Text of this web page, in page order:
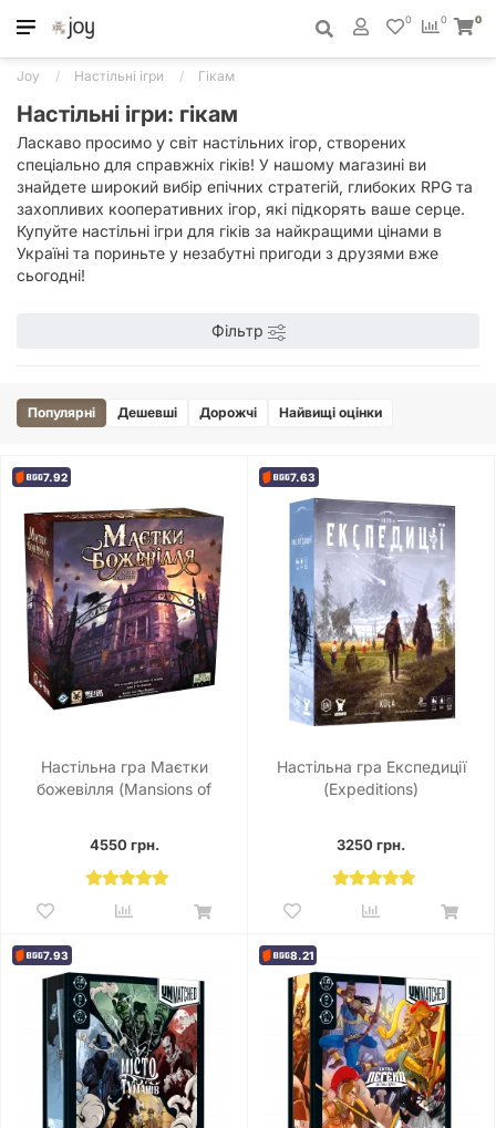
0
0 0
Joy Настільні ігри Гікам
Настільні ігри: гікам
Ласкаво просимо у світ настільних ігор, створених
спеціально для справжніх гіків! У нашому магазині ви
знайдете широкий вибір епічних стратегій, глибоких RPG та
захопливих кооперативних ігор, які підкорять ваше серце.
Купуйте настільні ігри для гіків за найкращими цінами в
Україні та пориньте у незабутні пригоди з друзями вже
сьогодні!
Фільтр
Популярні Дешевші Дорожчі Найвищі оцінки
7.92
Настільна гра Маєтки
божевілля (Mansions of
4550 грн.
7.63
Настільна гра Експедиції
(Expeditions)
3250 грн.
7.93 8.21